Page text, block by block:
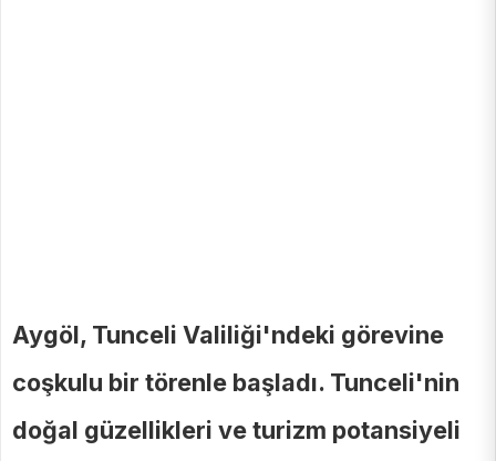
Aygöl, Tunceli Valiliği'ndeki görevine
coşkulu bir törenle başladı. Tunceli'nin
doğal güzellikleri ve turizm potansiyeli